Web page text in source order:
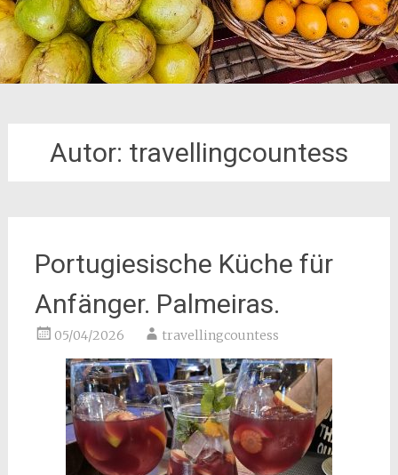
Autor: travellingcountess
Portugiesische Küche für
Anfänger. Palmeiras.
05/04/2026 travellingcountess